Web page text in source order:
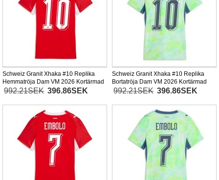
Schweiz Granit Xhaka #10 Replika
Hemmatröja Dam VM 2026 Kortärmad
992.21SEK 396.86SEK
Schweiz Granit Xhaka #10 Replika
Bortatröja Dam VM 2026 Kortärmad
992.21SEK 396.86SEK